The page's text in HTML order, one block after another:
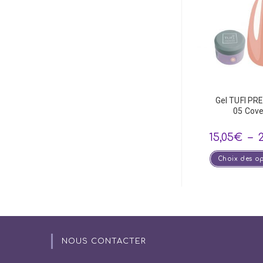
Gel TUFI
05
15,05€ –
Choix des
NOUS CONTACTER